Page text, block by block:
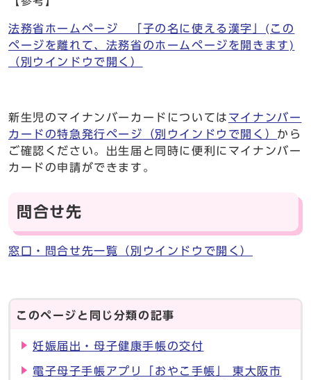
法務省ホームページ 「子の名に使える漢字」(この
ページを離れて、法務省のホームページを開きます)
（別ウインドウで開く）
新生児のマイナンバーカードについては マイナンバー
カードの特急発行ページ
（別ウインドウで開く） から
ご確認ください。出生届と同時に便利にマイナンバー
カードの申請ができます。
問合せ先
窓口・問合せ先一覧 （別ウインドウで開く）
このページと同じ分類の記事
妊娠届出・母子健康手帳の交付
電子母子手帳アプリ「おやこ手帳」 東大阪市